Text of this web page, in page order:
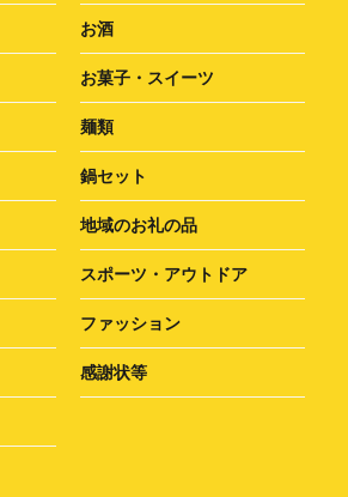
お酒
お菓子・スイーツ
麺類
鍋セット
地域のお礼の品
スポーツ・アウトドア
ファッション
感謝状等